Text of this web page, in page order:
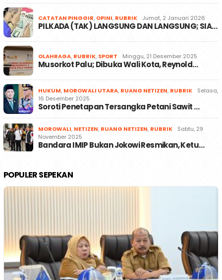
CATATAN PINGGIR, OPINI, RUBRIK Jumat, 2 Januari 2026
PILKADA (TAK) LANGSUNG DAN LANGSUNG; SIA…
OLAHRAGA, RUBRIK, SPORT Minggu, 21 Desember 2025
Musorkot Palu; Dibuka Wali Kota, Reynold…
HUKUM, MOROWALI UTARA, RUANG NETIZEN, RUBRIK
Selasa,
16 Desember 2025
Soroti Penetapan Tersangka Petani Sawit …
MOROWALI, NETIZEN, RUANG NETIZEN, RUBRIK
Sabtu, 29
November 2025
Bandara IMIP Bukan Jokowi Resmikan, Ketu…
POPULER SEPEKAN